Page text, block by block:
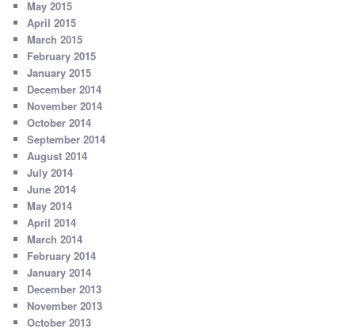
May 2015
April 2015
March 2015
February 2015
January 2015
December 2014
November 2014
October 2014
September 2014
August 2014
July 2014
June 2014
May 2014
April 2014
March 2014
February 2014
January 2014
December 2013
November 2013
October 2013